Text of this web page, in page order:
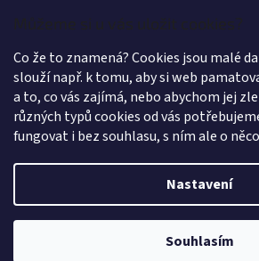
Můžeme si u vás uložit cookies?
Co že to znamená? Cookies jsou malé
slouží např. k tomu, aby si web
a to, co vás zajímá, nebo abychom jej
různých typů cookies od vás
fungovat i bez souhlasu, s ním ale o
Nastavení
Souhlasím
Vytvořil Shoptet
LÁTKY OLEX PRAHA.